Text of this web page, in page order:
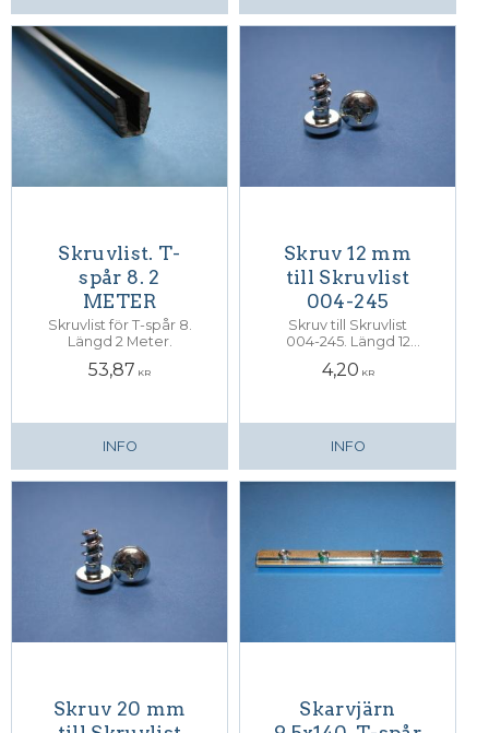
Skruvlist. T-
spår 8. 2
METER
Skruvlist för T-spår 8.
Längd 2 Meter.
53,87 KR
INFO
Skruv 12 mm
till Skruvlist
004-245
Skruv till Skruvlist
004-245. Längd 12
4,20 KR
INFO
Skruv 20 mm
Skarvjärn